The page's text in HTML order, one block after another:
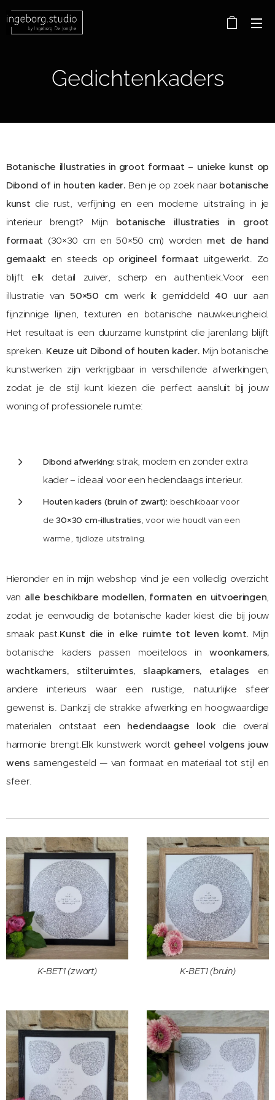
Gedichtenkaders
Botanische illustraties in groot formaat – unieke kunst op
Dibond of in houten kader. Ben je op zoek naar botanische
kunst die rust, verfijning en een moderne uitstraling in je
interieur brengt? Mijn botanische illustraties in groot
formaat (30×30 cm en 50×50 cm) worden met de hand
gemaakt en steeds op origineel formaat uitgewerkt. Zo
blijft elk detail zuiver, scherp en authentiek.Voor een
illustratie van50×50 cm werk ik gemiddeld 40 uuraan
fijnzinnige lijnen, texturen en botanische nauwkeurigheid.
Het resultaat is een duurzame kunstprint die jarenlang blijft
spreken. Keuze uit Dibond of houten kader. Mijn botanische
kunstwerken zijn verkrijgbaar in verschillende afwerkingen,
zodat je de stijl kunt kiezen die perfect aansluit bij jouw
woning of professionele ruimte:
Dibond afwerking: strak, modern en zonder extra
kader – ideaal voor een hedendaags interieur.
Houten kaders (bruin of zwart): beschikbaar voor
de30×30 cm-illustraties, voor wie houdt van een
warme, tijdloze uitstraling.
Hieronder en in mijn webshop vind je een volledig overzicht
van alle beschikbare modellen, formaten en uitvoeringen,
zodat je eenvoudig de botanische kader kiest die bij jouw
smaak past.Kunst die in elke ruimte tot leven komt. Mijn
botanische kaders passen moeiteloos inwoonkamers,
wachtkamers, stilteruimtes, slaapkamers, etalages en
andere interieurs waar een rustige, natuurlijke sfeer
gewenst is. Dankzij de strakke afwerking en hoogwaardige
materialen ontstaat een hedendaagse lookdie overal
harmonie brengt.Elk kunstwerk wordt geheel volgens jouw
wens samengesteld — van formaat en materiaal tot stijl en
sfeer.
K-BET1 (zwart) K-BET1 (bruin)